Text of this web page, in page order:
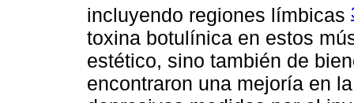
incluyendo regiones límbicas
toxina botulínica en estos
estético, sino también de
encontraron una mejoría en